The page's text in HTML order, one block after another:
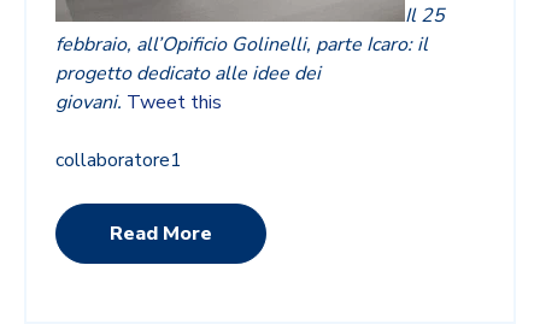
Il 25
febbraio, all’Opificio Golinelli, parte Icaro: il
progetto dedicato alle idee dei
giovani. Tweet this
collaboratore1
Read More